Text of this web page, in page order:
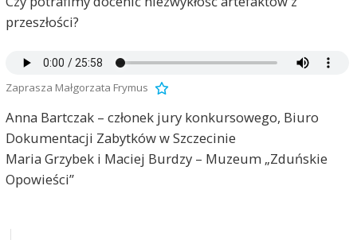
przeszłości?
Zaprasza Małgorzata Frymus
Anna Bartczak – członek jury konkursowego, Biuro
Dokumentacji Zabytków w Szczecinie
Maria Grzybek i Maciej Burdzy – Muzeum „Zduńskie
Opowieści”